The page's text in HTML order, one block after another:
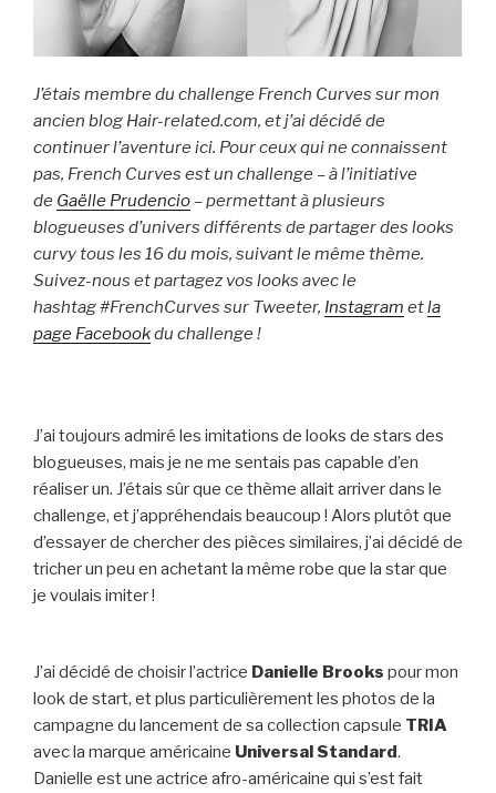
J’étais membre du challenge French Curves sur mon
ancien blog Hair-related.com, et j’ai décidé de
continuer l’aventure ici. Pour ceux qui ne connaissent
pas, French Curves est un challenge – à l’initiative
de Gaëlle Prudencio – permettant à plusieurs
blogueuses d’univers différents de partager des looks
curvy tous les 16 du mois, suivant le même thème.
Suivez-nous et partagez vos looks avec le
hashtag #FrenchCurves sur Tweeter, Instagram etla
page Facebookdu challenge !
J’ai toujours admiré les imitations de looks de stars des
blogueuses, mais je ne me sentais pas capable d’en
réaliser un. J’étais sûr que ce thème allait arriver dans le
challenge, et j’appréhendais beaucoup ! Alors plutôt que
d’essayer de chercher des pièces similaires, j’ai décidé de
tricher un peu en achetant la même robe que la star que
je voulais imiter !
J’ai décidé de choisir l’actrice Danielle Brooks pour mon
look de start, et plus particulièrement les photos de la
campagne du lancement de sa collection capsule TRIA
avec la marque américaine Universal Standard.
Danielle est une actrice afro-américaine qui s’est fait